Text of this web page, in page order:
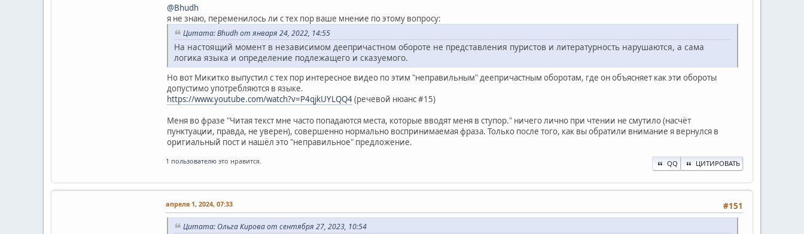
@Bhudh
я не знаю, переменилось ли с тех пор ваше мнение по этому вопросу:
Цитата: Bhudh от января 24, 2022, 14:55
На настоящий момент в независимом деепричастном обороте не представления пуристов и литературность нарушаются, а сама
логика языка и определение подлежащего и сказуемого.
Но вот Микитко выпустил с тех пор интересное видео по этим "неправильным" деепричастным оборотам, где он объясняет как эти обороты
допустимо употребляются в языке.
https://www.youtube.com/watch?v=P4qjkUYLQQ4(речевой нюанс #15)
Меня во фразе "Читая текст мне часто попадаются места, которые вводят меня в ступор." ничего лично при чтении не смутило (насчёт
пунктуации, правда, не уверен), совершенно нормально воспринимаемая фраза. Только после того, как вы обратили внимание я вернулся в
оригиальный пост и нашёл это "неправильное" предложение.
1 пользователю это нравится. QQ ЦИТИРОВАТЬ
#151
апреля 1, 2024, 07:33
Цитата: Ольга Кирова от сентября 27, 2023, 10:54